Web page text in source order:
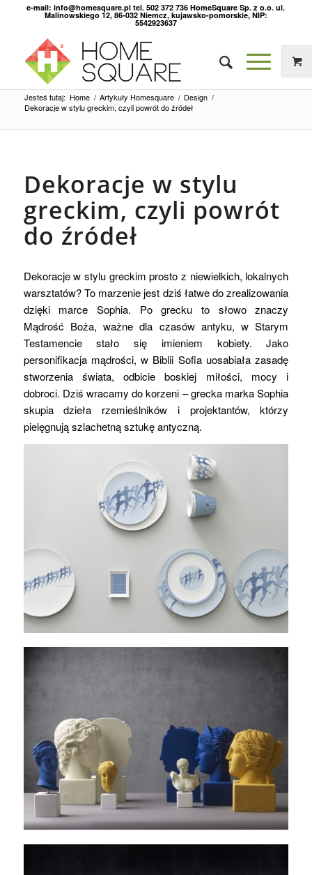
e-mail: info@homesquare.pl tel. 502 372 736 HomeSquare Sp. z o.o. ul.
Malinowskiego 12, 86-032 Niemcz, kujawsko-pomorskie, NIP:
5542923637
Jesteś tutaj: Home / Artykuły Homesquare / Design /
Dekoracje w stylu greckim, czyli powrót do źródeł
Dekoracje w stylu
greckim, czyli powrót
do źródeł
Dekoracje w stylu greckim prosto z niewielkich, lokalnych
warsztatów? To marzenie jest dziś łatwe do zrealizowania
dzięki marce Sophia. Po grecku to słowo znaczy
Mądrość Boża, ważne dla czasów antyku, w Starym
Testamencie stało się imieniem kobiety. Jako
personifikacja mądrości, w Biblii Sofia uosabiała zasadę
stworzenia świata, odbicie boskiej miłości, mocy i
dobroci. Dziś wracamy do korzeni – grecka marka Sophia
skupia dzieła rzemieślników i projektantów, którzy
pielęgnują szlachetną sztukę antyczną.